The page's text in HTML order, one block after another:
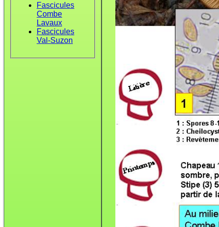
Fascicules
Combe
Lavaux
Fascicules
Val-Suzon